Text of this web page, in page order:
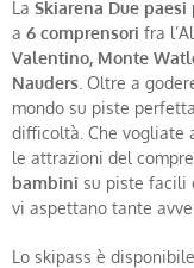
La Skiarena Due paesi
a 6 comprensori fra
Valentino, Monte
Nauders . Oltre a
mondo su piste
difficoltà. Che vogliate
le attrazioni del
bambini su piste facili
vi aspettano tante
Lo skipass è